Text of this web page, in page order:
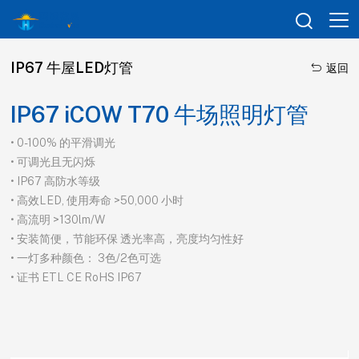

IP67 牛屋LED灯管  返回
IP67 iCOW T70 牛场照明灯管
• 0-100% 的平滑调光
• 可调光且无闪烁
• IP67 高防水等级
• 高效LED, 使用寿命 >50,000 小时
• 高流明 >130lm/W
• 安装简便，节能环保 透光率高，亮度均匀性好
• 一灯多种颜色： 3色/2色可选
• 证书 ETL CE RoHS IP67